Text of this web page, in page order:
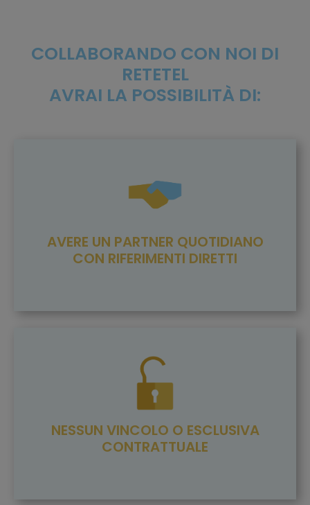
COLLABORANDO CON NOI DI
RETETEL
AVRAI LA POSSIBILITÀ DI:
AVERE UN PARTNER QUOTIDIANO
CON RIFERIMENTI DIRETTI
NESSUN VINCOLO O ESCLUSIVA
CONTRATTUALE